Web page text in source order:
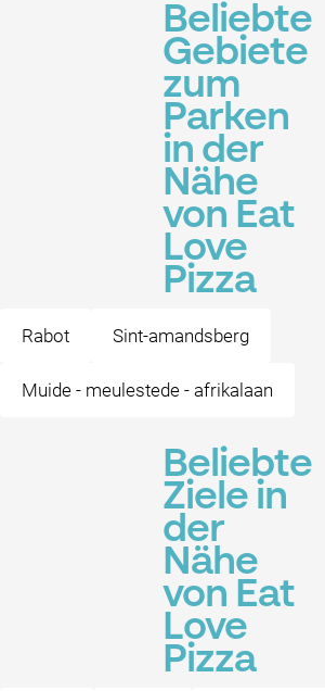
Beliebte
Gebiete
zum
Parken
in der
Nähe
von Eat
Love
Pizza
Rabot Sint-amandsberg
Muide - meulestede - afrikalaan
Beliebte
Ziele in
der
Nähe
von Eat
Love
Pizza